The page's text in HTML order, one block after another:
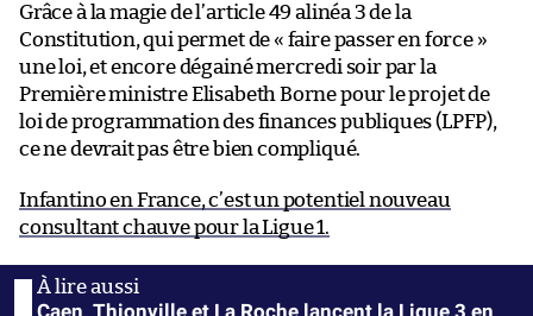
Grâce à la magie de l’article 49 alinéa 3 de la
Constitution, qui permet de « faire passer en force »
une loi, et encore dégainé mercredi soir par la
Première ministre Elisabeth Borne pour le projet de
loi de programmation des finances publiques (LPFP),
ce ne devrait pas être bien compliqué.
Infantino en France, c’est un potentiel nouveau
consultant chauve pour la Ligue 1.
Caen, Thionville et La Roche lancent la Ligue 3 en